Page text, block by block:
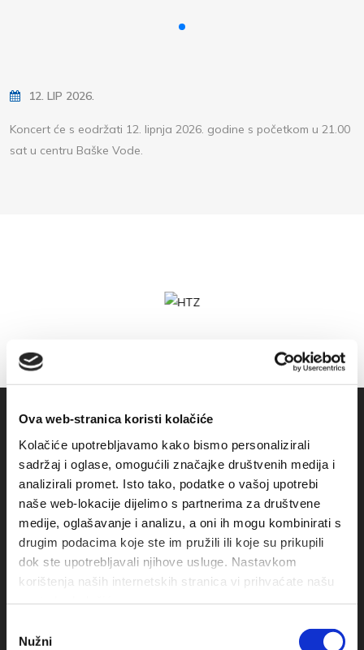
Ova web-stranica koristi kolačiće
Kolačiće upotrebljavamo kako bismo personalizirali
sadržaj i oglase, omogućili značajke društvenih medija i
analizirali promet. Isto tako, podatke o vašoj upotrebi
naše web-lokacije dijelimo s partnerima za društvene
medije, oglašavanje i analizu, a oni ih mogu kombinirati s
drugim podacima koje ste im pružili ili koje su prikupili
dok ste upotrebljavali njihove usluge. Nastavkom
korištenja naših internetskih stranica vi prihvaćate našu
pristanka
Nužni
12. LIP 2026.
Koncert će s eodržati 12. lipnja 2026. godine s početkom u 21.00
sat u centru Baške Vode.
Obala sv. Nikole 31, Baška Voda